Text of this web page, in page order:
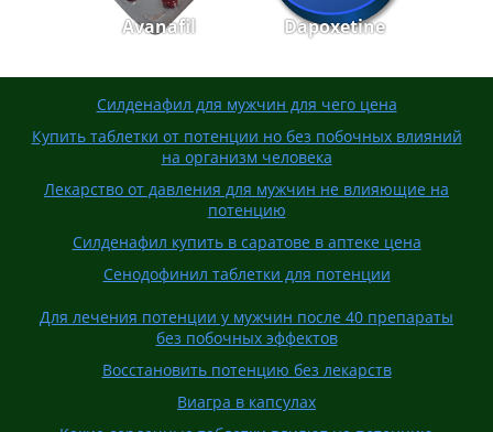
Avanafil Dapoxetine
Силденафил для мужчин для чего цена
Купить таблетки от потенции но без побочных влияний
на организм человека
Лекарство от давления для мужчин не влияющие на
потенцию
Силденафил купить в саратове в аптеке цена
Сенодофинил таблетки для потенции
Для лечения потенции у мужчин после 40 препараты
без побочных эффектов
Восстановить потенцию без лекарств
Виагра в капсулах